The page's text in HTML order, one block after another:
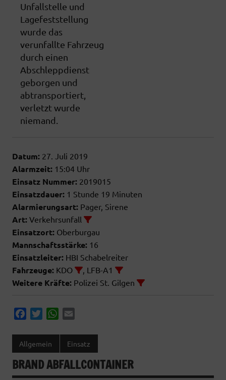
Unfallstelle und
Lagefeststellung
wurde das
verunfallte Fahrzeug
durch einen
Abschleppdienst
geborgen und
abtransportiert,
verletzt wurde
niemand.
Datum: 27. Juli 2019
Alarmzeit: 15:04 Uhr
Einsatz Nummer: 2019015
Einsatzdauer: 1 Stunde 19 Minuten
Alarmierungsart: Pager, Sirene
Art: Verkehrsunfall
Einsatzort: Oberburgau
Mannschaftsstärke: 16
Einsatzleiter: HBI Schabelreiter
Fahrzeuge: KDO , LFB-A1
Weitere Kräfte: Polizei St. Gilgen
e
b
o
t
t
e
W
t
s
A
i
l
Allgemein Einsatz
BRAND ABFALLCONTAINER